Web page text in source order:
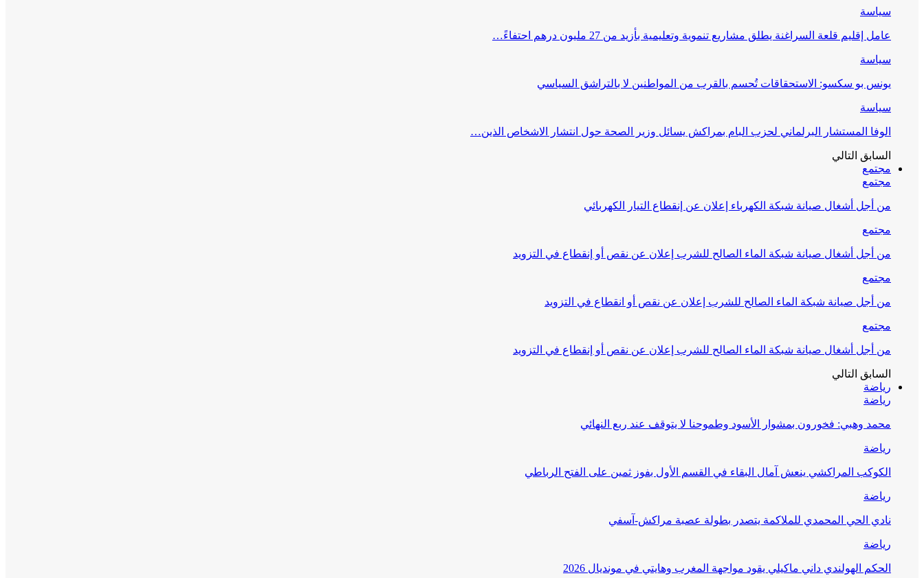
سياسة
عامل إقليم قلعة السراغنة يطلق مشاريع تنموية وتعليمية بأزيد من 27 مليون درهم احتفاءً…
سياسة
يونس بو سكسو: الاستحقاقات تُحسم بالقرب من المواطنين لا بالتراشق السياسي
سياسة
الوفا المستشار البرلماني لحزب البام بمراكش يسائل وزير الصحة حول انتشار الاشخاص الذين…
السابق التالي
مجتمع
مجتمع
من أجل أشغال صيانة شبكة الكهرباء إعلان عن إنقطاع التيار الكهربائي
مجتمع
من أجل أشغال صيانة شبكة الماء الصالح للشرب إعلان عن نقص أو إنقطاع في التزويد
مجتمع
من أجل صيانة شبكة الماء الصالح للشرب إعلان عن نقص أو انقطاع في التزويد
مجتمع
من أجل أشغال صيانة شبكة الماء الصالح للشرب إعلان عن نقص أو إنقطاع في التزويد
السابق التالي
رياضة
رياضة
محمد وهبي: فخورون بمشوار الأسود وطموحنا لا يتوقف عند ربع النهائي
رياضة
الكوكب المراكشي ينعش آمال البقاء في القسم الأول بفوز ثمين على الفتح الرباطي
رياضة
نادي الحي المحمدي للملاكمة يتصدر بطولة عصبة مراكش-آسفي
رياضة
الحكم الهولندي داني ماكيلي يقود مواجهة المغرب وهايتي في مونديال 2026